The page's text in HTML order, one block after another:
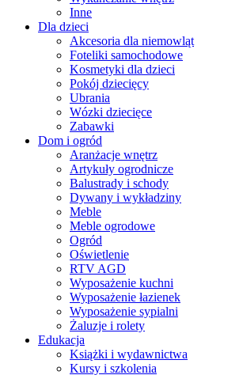
Inne
Dla dzieci
Akcesoria dla niemowląt
Foteliki samochodowe
Kosmetyki dla dzieci
Pokój dziecięcy
Ubrania
Wózki dziecięce
Zabawki
Dom i ogród
Aranżacje wnętrz
Artykuły ogrodnicze
Balustrady i schody
Dywany i wykładziny
Meble
Meble ogrodowe
Ogród
Oświetlenie
RTV AGD
Wyposażenie kuchni
Wyposażenie łazienek
Wyposażenie sypialni
Żaluzje i rolety
Edukacja
Książki i wydawnictwa
Kursy i szkolenia